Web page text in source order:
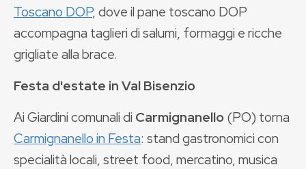
Toscano DOP, dove il pane toscano DOP
accompagna taglieri di salumi, formaggi e ricche
grigliate alla brace.
Festa d'estate in Val Bisenzio
Ai Giardini comunali di Carmignanello(PO) torna
Carmignanello in Festa: stand gastronomici con
specialità locali, street food, mercatino, musica